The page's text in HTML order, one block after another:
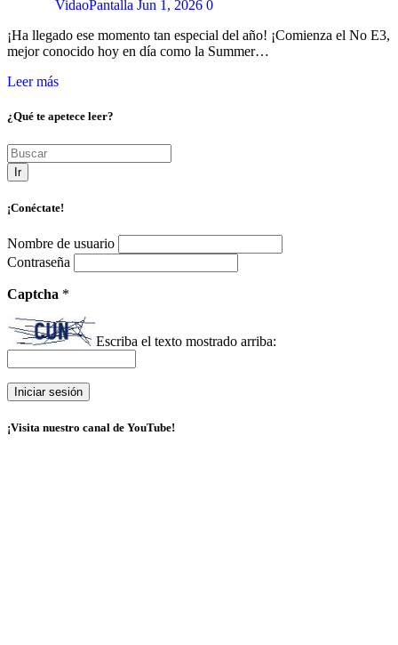
VidaoPantalla Jun 1, 2026 0
¡Ha llegado ese momento tan especial del año! ¡Comienza el No E3,
mejor conocido hoy en día como la Summer…
Leer más
¿Qué te apetece leer?
Ir
¡Conéctate!
Nombre de usuario
Contraseña
Captcha *
Escriba el texto mostrado arriba:
¡Visita nuestro canal de YouTube!